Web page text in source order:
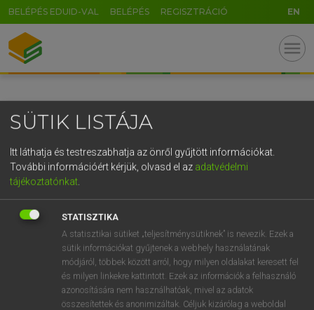
BELÉPÉS EDUID-VAL BELÉPÉS REGISZTRÁCIÓ EN
menu
SÜTIK LISTÁJA
Itt láthatja és testreszabhatja az önről gyűjtött információkat.
További információért kérjük, olvasd el az adatvédelmi
tájékoztatónkat
STATISZTIKA
A statisztikai sütiket „teljesítménysütiknek” is nevezik. Ezek a
sütik információkat gyűjtenek a webhely használatának
módjáról, többek között arról, hogy milyen oldalakat keresett fel
és milyen linkekre kattintott. Ezek az információk a felhasználó
azonosítására nem használhatóak, mivel az adatok
összesítettek és anonimizáltak. Céljuk kizárólag a weboldal
GR
5
g h k l
v b n m , . - AltGr